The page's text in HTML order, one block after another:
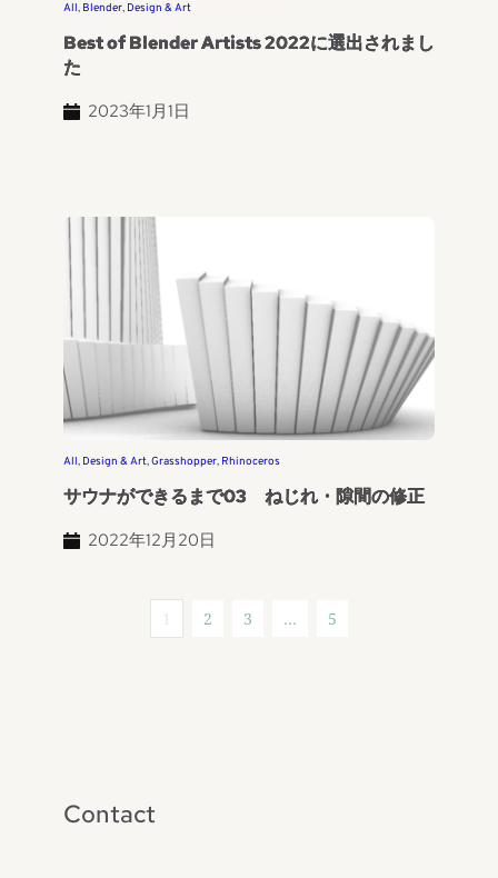
All, Blender, Design & Art
Best of Blender Artists 2022に選出されまし
た
2023年1月1日
All, Design & Art, Grasshopper, Rhinoceros
サウナができるまで03 ねじれ・隙間の修正
2022年12月20日
1 2 3 … 5
Contact